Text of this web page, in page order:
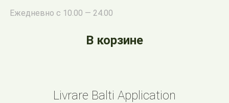
Ежедневно с 10.00 — 24.00
В корзине
Livrare Balti Application